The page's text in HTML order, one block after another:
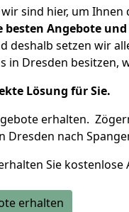
sind hier, um Ihnen
besten Angebote und
setzen wir
in Dresden besitzen,
Lösung für Sie.
erhalten.
nach
Sie kostenlose
erhalten